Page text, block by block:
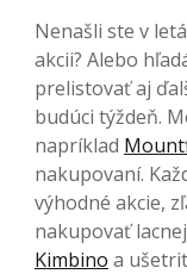
Nenašli ste v
akcii? Alebo
prelistovať aj
budúci týždeň.
napríklad
nakupovaní.
výhodné akcie,
nakupovať
Kimbino a